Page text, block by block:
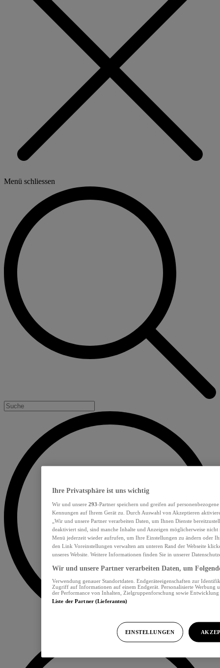
Menü schliessen
Ihre Privatsphäre ist uns wichtig
Wir und unsere 293-Partner speichern und greifen auf
Kennungen auf Ihrem Gerät zu. Durch Auswahl von Akzeptieren
„Wir und unsere Partner verarbeiten Daten, um Ihnen Dienste
deaktiviert sind, sind manche Inhalte und Anzeigen möglicherweise nicht
Menü jederzeit wieder aufrufen, um Ihre Einstellungen zu ändern oder
den Link Voreinstellungen verwalten am unteren Rand der Webseite
unseres Website. Weitere Informationen finden Sie in unserer
Wir und unsere Partner verarbeiten Daten, um
Verwendung genauer Standortdaten. Endgeräteeigenschaften zur
Zugriff auf Informationen auf einem Endgerät. Personalisierte Werbung
der Performance von Inhalten, Zielgruppenforschung sowie
Liste der Partner (Lieferanten)
EINSTELLUNGEN